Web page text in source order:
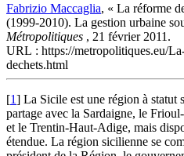
Fabrizio Maccaglia, « La réforme
(1999-2010). La gestion urbaine
Métropolitiques , 21 février 2011.
URL : https://metropolitiques.eu/
dechets.html
[1] La Sicile est une région à statut
partage avec la Sardaigne, le
et le Trentin-Haut-Adige, mais
étendue. La région sicilienne se